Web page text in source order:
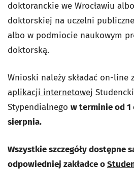
doktoranckie we Wrocławiu
doktorskiej na uczelni
albo w podmiocie naukowym
doktorską.
Wnioski należy składać on-line
aplikacji internetowej
Stypendialnego w terminie od 1
sierpnia.
Wszystkie szczegóły dostępne
odpowiedniej zakładce o